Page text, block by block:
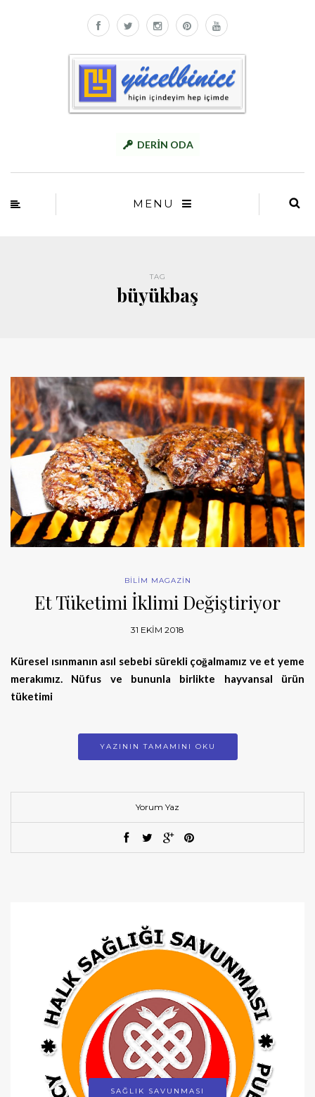
DERİN ODA
MENU
TAG
büyükbaş
BİLİM MAGAZİN
Et Tüketimi İklimi Değiştiriyor
31 EKIM 2018
Küresel ısınmanın asıl sebebi sürekli çoğalmamız ve et yeme
merakımız. Nüfus ve bununla birlikte hayvansal ürün
tüketimi
YAZININ TAMAMINI OKU
Yorum Yaz
SAĞLIK SAVUNMASI